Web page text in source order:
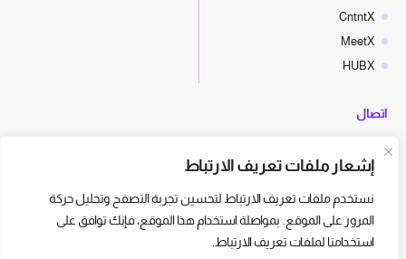
إشعار ملفات تعريف الارتباط
نستخدم ملفات تعريف الارتباط لتحسين تجربة التصفح وتحليل حركة
المرور على الموقع. بمواصلة استخدام هذا الموقع، فإنك توافق على
استخدامنا لملفات تعريف الارتباط.
CntntX
MeetX
HUBX
اتصال
hello@cyberx.world